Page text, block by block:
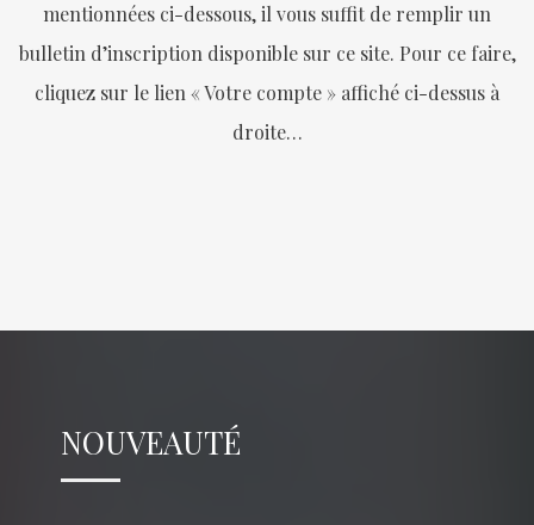
mentionnées ci-dessous, il vous suffit de remplir un
bulletin d’inscription disponible sur ce site. Pour ce faire,
cliquez sur le lien « Votre compte » affiché ci-dessus à
droite…
NOUVEAUTÉ